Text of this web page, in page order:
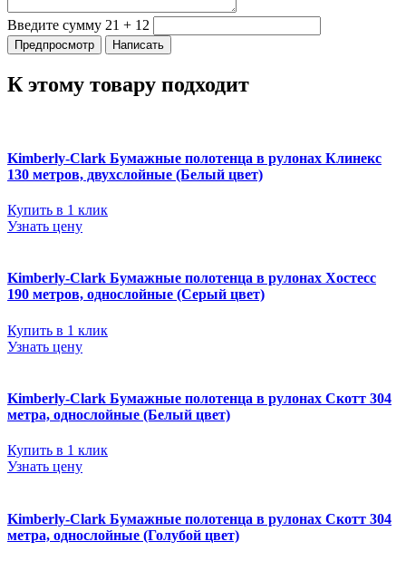
Введите сумму 21 + 12
К этому товару подходит
Kimberly-Clark Бумажные полотенца в рулонах Клинекс
130 метров, двухслойные (Белый цвет)
Купить в 1 клик
Узнать цену
Kimberly-Clark Бумажные полотенца в рулонах Хостесс
190 метров, однослойные (Серый цвет)
Купить в 1 клик
Узнать цену
Kimberly-Clark Бумажные полотенца в рулонах Скотт 304
метра, однослойные (Белый цвет)
Купить в 1 клик
Узнать цену
Kimberly-Clark Бумажные полотенца в рулонах Скотт 304
метра, однослойные (Голубой цвет)